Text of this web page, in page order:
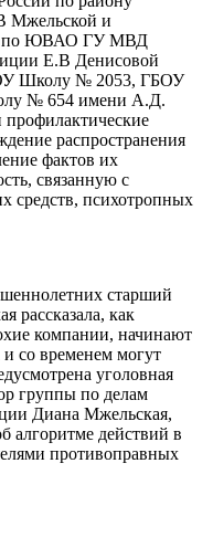
Мжельской и
по ЮВАО ГУ МВД
Е.В Денисовой
Школу № 2053, ГБОУ
№ 654 имени А.Д.
распространения
фактов их
связанную с
средств, психотропных
старший
рассказала, как
компании, начинают
со временем могут
уголовная
группы по делам
Диана Мжельская,
алгоритме действий в
противоправных